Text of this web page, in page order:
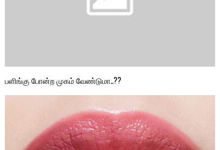
பளிங்கு போன்ற முகம் வேண்டுமா..??